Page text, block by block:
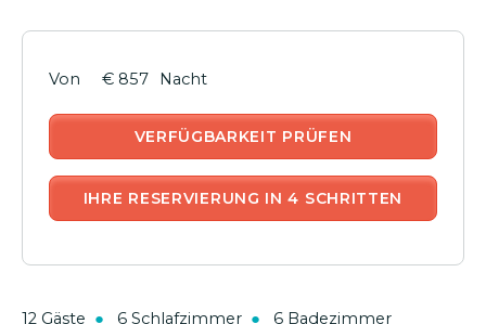
12 Gäste 6 Schlafzimmer 6 Badezimmer
€ 857 Nacht
VERFÜGBARKEIT PRÜFEN
IHRE RESERVIERUNG IN 4 SCHRITTEN